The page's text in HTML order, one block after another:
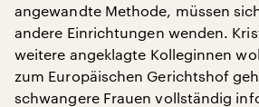
angewandte Methode, müssen
andere Einrichtungen wenden.
weitere angeklagte Kolleginnen
zum Europäischen Gerichtshof
schwangere Frauen vollständig